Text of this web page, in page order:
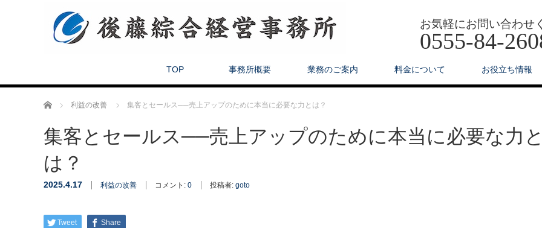
お気軽にお問い合わせ
0555-84-
TOP 事務所概要 業務のご案内 料金について お役立ち情報
ホーム 利益の改善 集客とセールス──売上アップのために本当に必要な力とは？
集客とセールス──売上アップのために本当に必要な力
は？
2025.4.17 利益の改善 コメント: 0 投稿者: goto
Tweet Share